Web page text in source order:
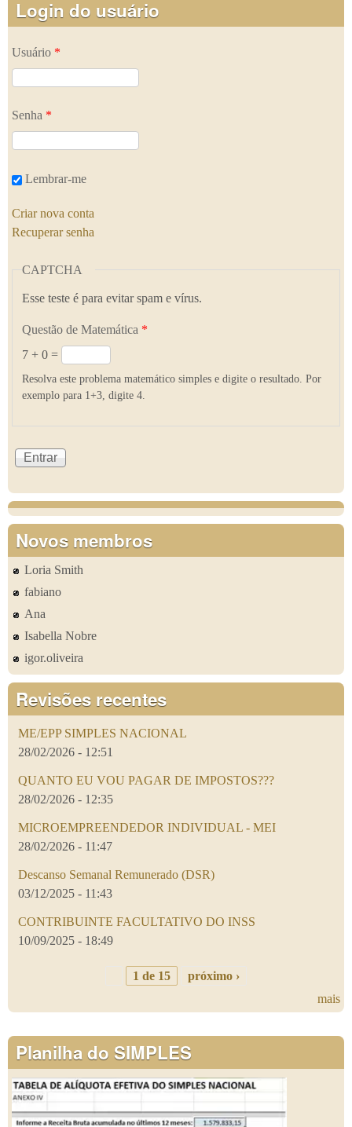
Login do usuário
Usuário *
Senha *
Lembrar-me
Criar nova conta
Recuperar senha
CAPTCHA
Esse teste é para evitar spam e vírus.
Questão de Matemática *
7 + 0 =
Resolva este problema matemático simples e digite o resultado. Por
exemplo para 1+3, digite 4.
Novos membros
Loria Smith
fabiano
Ana
Isabella Nobre
igor.oliveira
Revisões recentes
ME/EPP SIMPLES NACIONAL
28/02/2026 - 12:51
QUANTO EU VOU PAGAR DE IMPOSTOS???
28/02/2026 - 12:35
MICROEMPREENDEDOR INDIVIDUAL - MEI
28/02/2026 - 11:47
Descanso Semanal Remunerado (DSR)
03/12/2025 - 11:43
CONTRIBUINTE FACULTATIVO DO INSS
10/09/2025 - 18:49
1 de 15
próximo ›
mais
Planilha do SIMPLES